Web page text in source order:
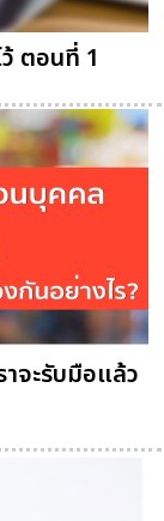
ตอนที่ 1
จะรับมือแล้ว